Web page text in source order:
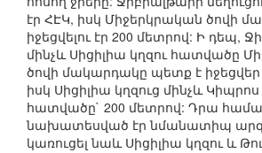
էր ՀԷԿ, իսկ Միջերկրական ծովի
իջեցվելու էր 200 մետրով: Ի դեպ,
մինչև Սիցիլիա կղզու հատվածը
ծովի մակարդակը պետք է իջեցվեր
իսկ Սիցիլիա կղզուց մինչև Կիպրոս
հատվածը` 200 մետրով: Դրա
նախատեսված էր նմանատիպ
կառուցել նաև Սիցիլիա կղզու և